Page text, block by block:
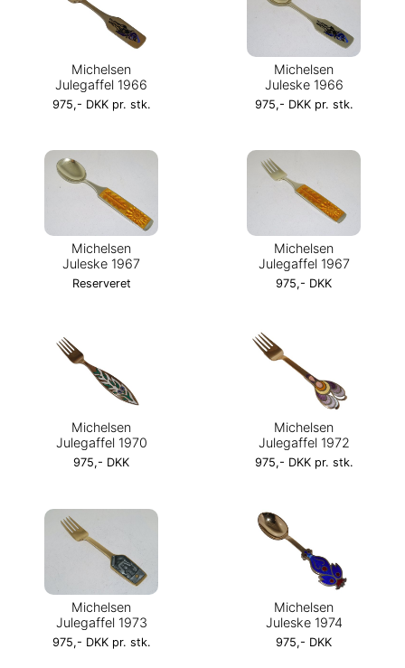
Michelsen
Julegaffel 1966
975,- DKK pr. stk.
Michelsen
Juleske 1966
975,- DKK pr. stk.
Michelsen
Juleske 1967
Reserveret
Michelsen
Julegaffel 1967
975,- DKK
Michelsen
Julegaffel 1970
975,- DKK
Michelsen
Julegaffel 1972
975,- DKK pr. stk.
Michelsen
Julegaffel 1973
975,- DKK pr. stk.
Michelsen
Juleske 1974
975,- DKK